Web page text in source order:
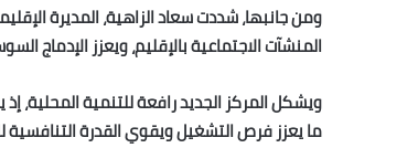
ومن جانبها، شددت سعاد الزاهية، المديرة
المنشآت الاجتماعية بالإقليم، ويعزز الإدماج
ويشكل المركز الجديد رافعة للتنمية
ما يعزز فرص التشغيل ويقوي القدرة التنافسية